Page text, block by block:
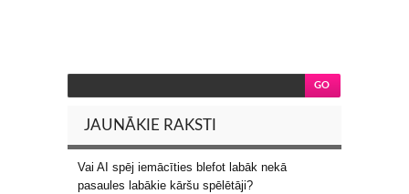
JAUNĀKIE RAKSTI
Vai AI spēj iemācīties blefot labāk nekā
pasaules labākie kāršu spēlētāji?